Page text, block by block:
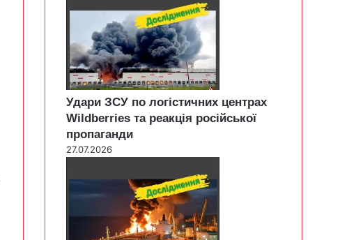
Удари ЗСУ по логістичних центрах
Wildberries та реакція російської
пропаганди
27.07.2026